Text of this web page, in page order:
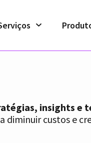
insights e
diminuir custos e